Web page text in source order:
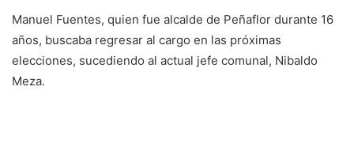
Manuel Fuentes, quien fue alcalde de Peñaflor durante 16
años, buscaba regresar al cargo en las próximas
elecciones, sucediendo al actual jefe comunal, Nibaldo
Meza.